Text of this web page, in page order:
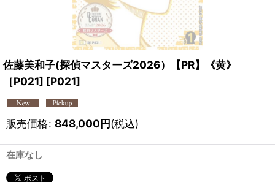
佐藤美和子(探偵マスターズ2026）【PR】《黄》
［P021] [P021]
販売価格: 848,000円(税込)
在庫なし